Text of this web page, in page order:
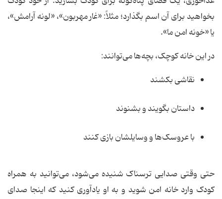
بخواهید برای آن اسم بگذارد؛ مثلاً: «غار مهربون»، «لونه آرامش»،
یا «خونه امن ما».
در این خانه کوچک، بچه‌ها می‌توانند:
نقاشی بکشند
داستان بگویند و بشنوند
با عروسک‌ها و وسایلشان بازی کنند
حتی وقتی صدایی ترسناک شنیده می‌شود، می‌توانید به همراه
کودک وارد خانه امن شوید و به او یادآوری کنید که اینجا صدای